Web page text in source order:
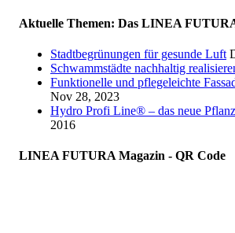
Aktuelle Themen: Das LINEA
Stadtbegrünungen für gesunde Luft
Schwammstädte nachhaltig
Funktionelle und pflegeleichte
Nov 28, 2023
Hydro Profi Line® – das neue
2016
LINEA FUTURA Magazin - QR Code